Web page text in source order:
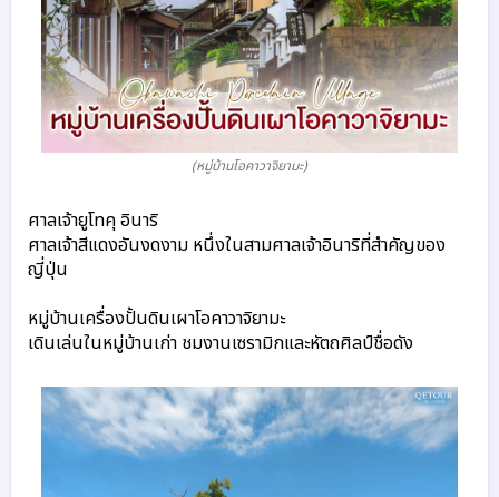
(หมู่บ้านโอคาวาจิยามะ)
ศาลเจ้ายูโทคุ อินาริ
ศาลเจ้าสีแดงอันงดงาม หนึ่งในสามศาลเจ้าอินาริที่สำคัญของ
ญี่ปุ่น
หมู่บ้านเครื่องปั้นดินเผาโอคาวาจิยามะ
เดินเล่นในหมู่บ้านเก่า ชมงานเซรามิกและหัตถศิลป์ชื่อดัง